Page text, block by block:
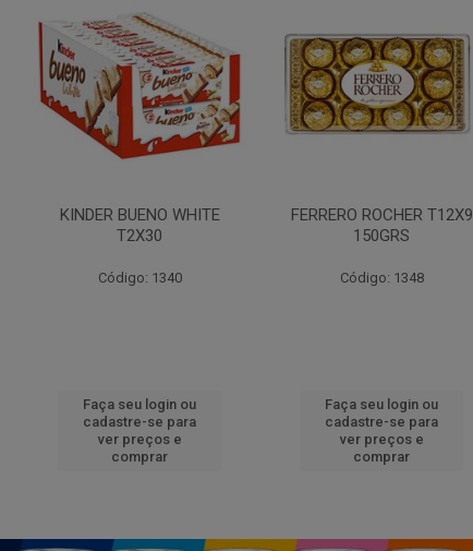
KINDER BUENO WHITE
T2X30
Código: 1340
Faça seu login ou
cadastre-se para
ver preços e
comprar
FERRERO ROCHER T12X9
150GRS
Código: 1348
Faça seu login ou
cadastre-se para
ver preços e
comprar